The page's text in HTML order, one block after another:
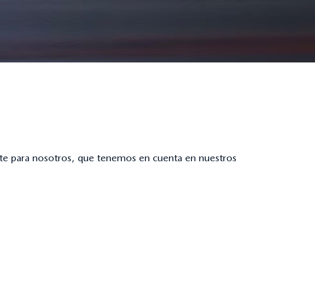
para nosotros, que tenemos en cuenta en nuestros